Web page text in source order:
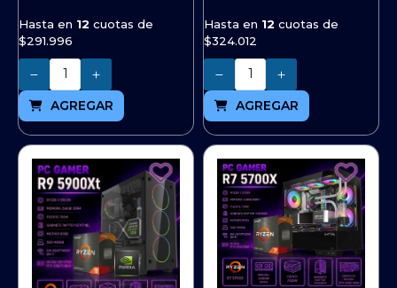
Hasta en 12 cuotas de
$291.996
Cantidad
AGREGAR
Hasta en 12 cuotas de
$324.012
Cantidad
AGREGAR